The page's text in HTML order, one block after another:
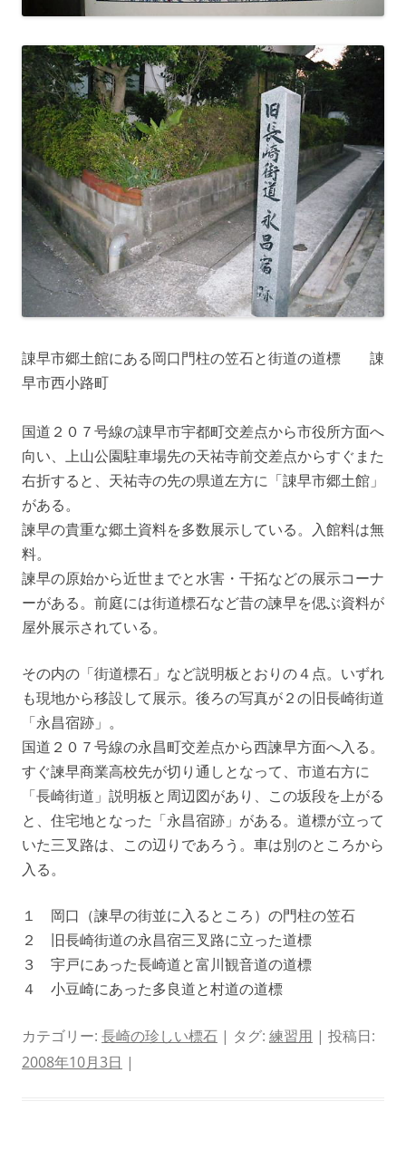
諌早市郷土館にある岡口門柱の笠石と街道の道標 諌
早市西小路町
国道２０７号線の諌早市宇都町交差点から市役所方面へ
向い、上山公園駐車場先の天祐寺前交差点からすぐまた
右折すると、天祐寺の先の県道左方に「諌早市郷土館」
がある。
諫早の貴重な郷土資料を多数展示している。入館料は無
料。
諫早の原始から近世までと水害・干拓などの展示コーナ
ーがある。前庭には街道標石など昔の諫早を偲ぶ資料が
屋外展示されている。
その内の「街道標石」など説明板とおりの４点。いずれ
も現地から移設して展示。後ろの写真が２の旧長崎街道
「永昌宿跡」。
国道２０７号線の永昌町交差点から西諫早方面へ入る。
すぐ諫早商業高校先が切り通しとなって、市道右方に
「長崎街道」説明板と周辺図があり、この坂段を上がる
と、住宅地となった「永昌宿跡」がある。道標が立って
いた三叉路は、この辺りであろう。車は別のところから
入る。
１ 岡口（諫早の街並に入るところ）の門柱の笠石
２ 旧長崎街道の永昌宿三叉路に立った道標
３ 宇戸にあった長崎道と富川観音道の道標
４ 小豆崎にあった多良道と村道の道標
カテゴリー: 長崎の珍しい標石 | タグ: 練習用 | 投稿日:
2008年10月3日 |